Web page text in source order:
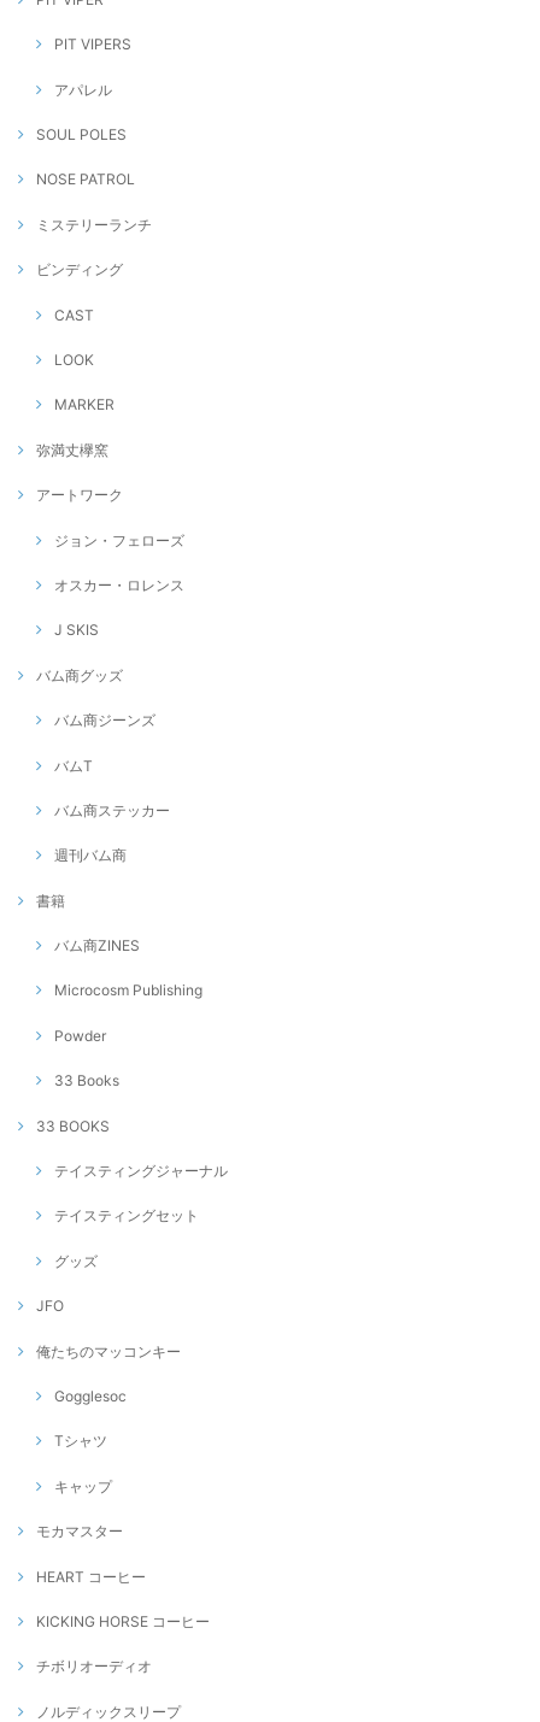
PIT VIPERS
アパレル
SOUL POLES
NOSE PATROL
ミステリーランチ
ビンディング
CAST
LOOK
MARKER
弥満丈欅窯
アートワーク
ジョン・フェローズ
オスカー・ロレンス
J SKIS
バム商グッズ
バム商ジーンズ
バムT
バム商ステッカー
週刊バム商
書籍
バム商ZINES
Microcosm Publishing
Powder
33 Books
33 BOOKS
テイスティングジャーナル
テイスティングセット
グッズ
JFO
俺たちのマッコンキー
Gogglesoc
Tシャツ
キャップ
モカマスター
HEART コーヒー
KICKING HORSE コーヒー
チボリオーディオ
ノルディックスリープ